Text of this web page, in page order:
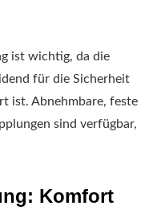
ist wichtig, da die
für die Sicherheit
ist. Abnehmbare, feste
sind verfügbar,
Komfort